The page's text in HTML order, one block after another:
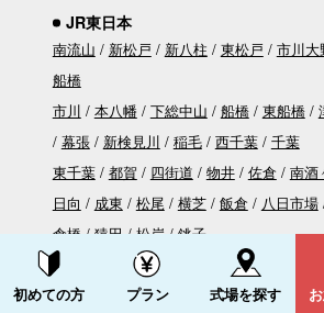
JR東日本
南流山 新松戸 新八柱 東松戸 市川大
船橋
市川
本八幡 下総中山 船橋 東船橋
幕張
新検見川 稲毛 西千葉
千葉
東千葉
都賀 四街道 物井 佐倉 南酒
日向
成東 松尾 横芝 飯倉 八日市場
倉橋
猿田 松岸
銚子
松戸
北松戸 馬橋 南柏
王台
資料請求する
初めての方 プラン 式場を探す